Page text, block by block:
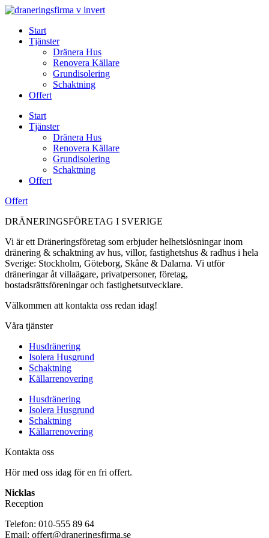
Skip
contentStart
Tjänster
Dränera Hus
Renovera Källare
Grundisolering
Schaktning
Offert
Start
Tjänster
Dränera Hus
Renovera Källare
Grundisolering
Schaktning
Offert
Offert
DRÄNERINGSFÖRETAG I SVERIGE
Vi är ett Dräneringsföretag som erbjuder helhetslösningar inom
dränering & schaktning av hus, villor, fastighetshus & radhus i hela
Sverige: Stockholm, Göteborg, Skåne & Dalarna. Vi utför
dräneringar åt villaägare, privatpersoner, företag,
bostadsrättsföreningar och fastighetsutvecklare.
Välkommen att kontakta oss redan idag!
Våra tjänster
Husdränering
Isolera Husgrund
Schaktning
Källarrenovering
Husdränering
Isolera Husgrund
Schaktning
Källarrenovering
Kontakta oss
Hör med oss idag för en fri offert.
Nicklas
Reception
Telefon: 010-555 89 64
Email: offert@draneringsfirma.se